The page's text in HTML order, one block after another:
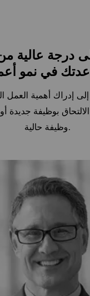
درجة عالية
في نمو
إدراك أهمية العمل
بوظيفة جديدة
وظيفة حالية.